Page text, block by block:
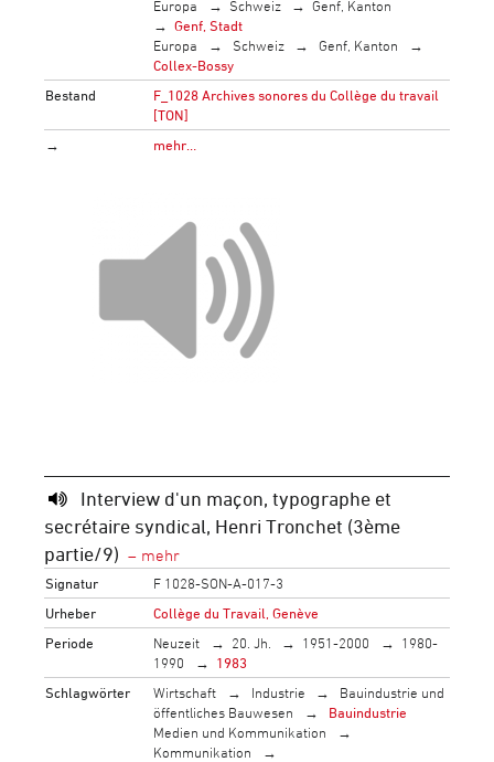
Europa Schweiz
Genf, Kanton
Genf, Stadt
Europa
Schweiz
Genf, Kanton
Collex-Bossy
Bestand
F_1028 Archives sonores du Collège du travail
[TON]
→
mehr…
Interview d'un maçon, typographe et
secrétaire syndical, Henri Tronchet (3ème
partie/9)
Signatur
F 1028-SON-A-017-3
Urheber
Collège du Travail, Genève
Periode
Neuzeit 20. Jh. 1951-2000
1980-
1990
1983
Schlagwörter
Wirtschaft Industrie
Bauindustrie und
öffentliches Bauwesen
Bauindustrie
Medien und Kommunikation
Kommunikation